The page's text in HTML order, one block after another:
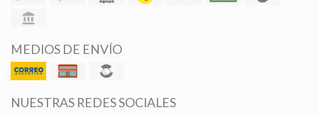
MEDIOS DE ENVÍO
NUESTRAS REDES SOCIALES